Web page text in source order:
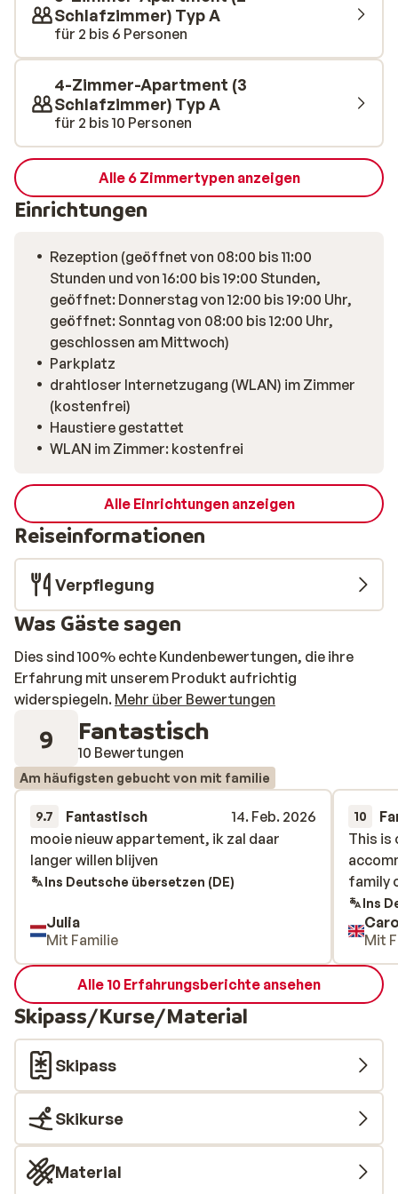
Schlafzimmer) Typ A
für 2 bis 6 Personen
4-Zimmer-Apartment (3
Schlafzimmer) Typ A
für 2 bis 10 Personen
Alle 6 Zimmertypen anzeigen
Einrichtungen
Rezeption (geöffnet von 08:00 bis 11:00
Stunden und von 16:00 bis 19:00 Stunden,
geöffnet: Donnerstag von 12:00 bis 19:00 Uhr,
geöffnet: Sonntag von 08:00 bis 12:00 Uhr,
geschlossen am Mittwoch)
Parkplatz
drahtloser Internetzugang (WLAN) im Zimmer
(kostenfrei)
Haustiere gestattet
WLAN im Zimmer: kostenfrei
Alle Einrichtungen anzeigen
Reiseinformationen
Verpflegung
Was Gäste sagen
Dies sind 100% echte Kundenbewertungen, die ihre
Erfahrung mit unserem Produkt aufrichtig
widerspiegeln. Mehr über Bewertungen
9 Fantastisch
10 Bewertungen
Am häufigsten gebucht von mit familie
9.7 Fantastisch
14. Feb. 2026
mooie nieuw appartement, ik zal daar
langer willen blijven
mooie nieuw appartement, ik zal daar
langer willen blijven
Ins Deutsche übersetzen (DE)
Julia
Mit Familie
10
This is
family
This is
family
Ins
Mit
Alle 10 Erfahrungsberichte ansehen
Skipass/Kurse/Material
Skipass
Skikurse
Material